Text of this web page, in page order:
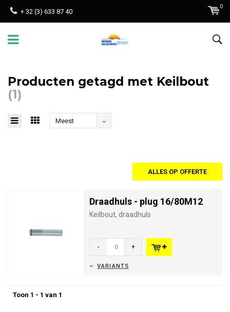
+ 32 (3) 633 87 40
0
Producten getagd met Keilbout
(1)
Meest
ALLES OP OFFERTE
Draadhuls - plug 16/80M12
Keilbout, draadhuls
- +
VARIANTS
Toon 1 - 1 van 1